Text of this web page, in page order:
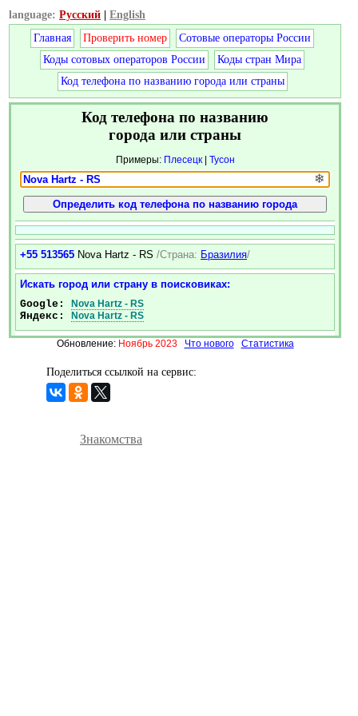
language: Русский
English
Главная
Проверить номер
Сотовые операторы России
Коды сотовых операторов России
Коды стран Мира
Код телефона по названию города или страны
Код телефона по названию
города или страны
Примеры: Плесецк| Тусон
❄
+55 513565 Nova Hartz - RS /Страна: Бразилия/
Искать город или страну в поисковиках:
Google: Nova Hartz - RS
Яндекс: Nova Hartz - RS
Обновление: Ноябрь 2023 Что нового Статистика
Поделиться ссылкой на сервис:
Знакомства